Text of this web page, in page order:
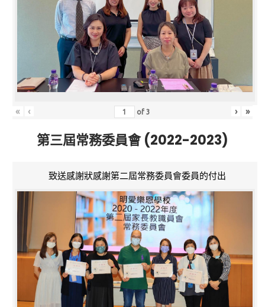
« ‹ of3 › »
第三屆常務委員會 (2022-2023)
致送感謝狀感謝第二屆常務委員會委員的付出